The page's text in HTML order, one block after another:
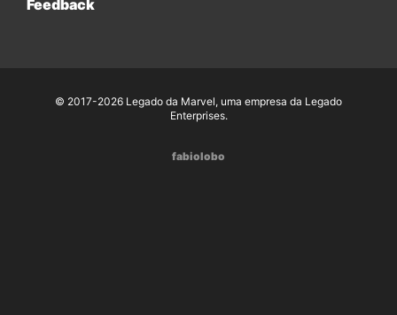
Feedback
© 2017-2026 Legado da Marvel, uma empresa da Legado
Enterprises.
fabiolobo